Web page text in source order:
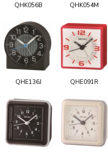
QHK056B QHK054M
QHE136J QHE091R